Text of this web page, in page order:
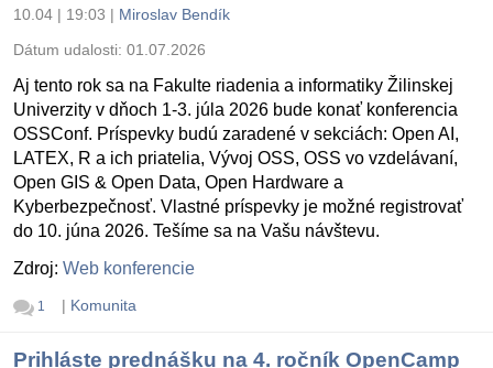
10.04 | 19:03 | Miroslav Bendík
Dátum udalosti: 01.07.2026
Aj tento rok sa na Fakulte riadenia a informatiky Žilinskej
Univerzity v dňoch 1-3. júla 2026 bude konať konferencia
OSSConf. Príspevky budú zaradené v sekciách: Open AI,
LATEX, R a ich priatelia, Vývoj OSS, OSS vo vzdelávaní,
Open GIS & Open Data, Open Hardware a
Kyberbezpečnosť. Vlastné príspevky je možné registrovať
do 10. júna 2026. Tešíme sa na Vašu návštevu.
Zdroj: Web konferencie
1 | Komunita
Prihláste prednášku na 4. ročník OpenCamp